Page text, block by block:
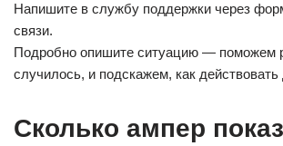
Напишите в службу поддержки через
связи.
Подробно опишите ситуацию — поможем
случилось, и подскажем, как
Сколько ампер